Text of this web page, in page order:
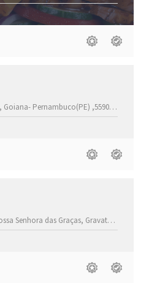
Goiana- Pernambuco(PE) ,55900-000
Senhora das Graças, Gravatá-